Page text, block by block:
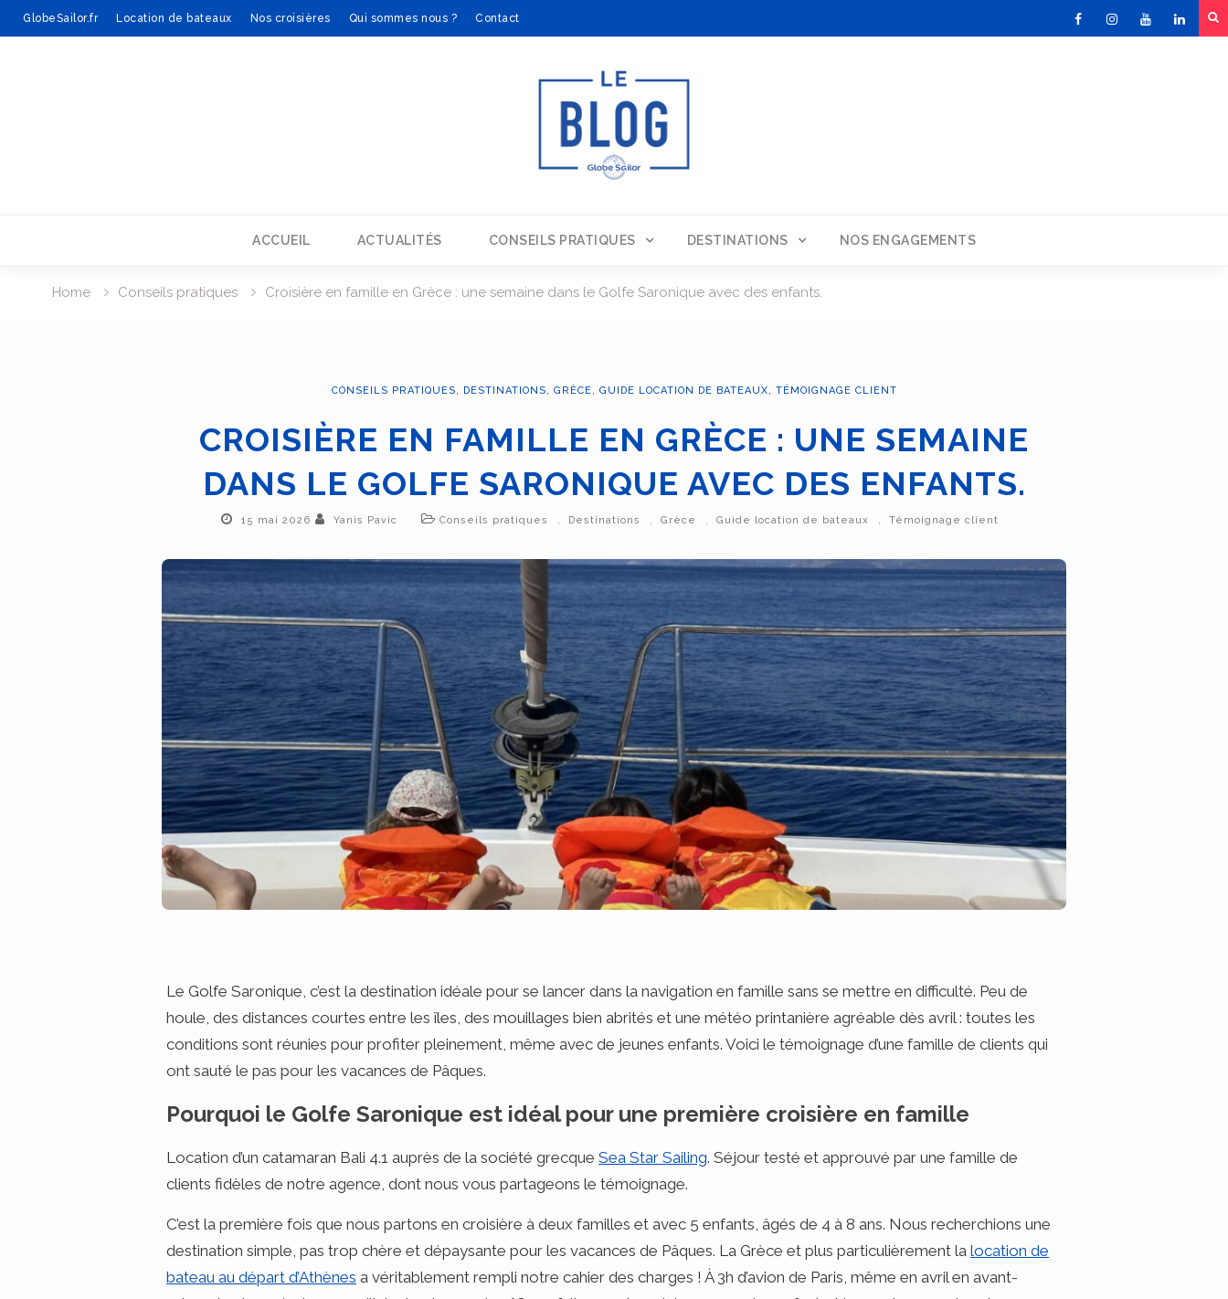
GlobeSailor.fr Location de bateaux Nos croisières Qui sommes nous ? Contact
ACCUEIL ACTUALITÉS CONSEILS PRATIQUES DESTINATIONS NOS ENGAGEMENTS
Home Conseils pratiques Croisière en famille en Grèce : une semaine dans le Golfe Saronique avec des enfants.
CONSEILS PRATIQUES, DESTINATIONS, GRÈCE, GUIDE LOCATION DE BATEAUX, TÉMOIGNAGE CLIENT
CROISIÈRE EN FAMILLE EN GRÈCE : UNE SEMAINE
DANS LE GOLFE SARONIQUE AVEC DES ENFANTS.
15 mai 2026 Yanis Pavic Conseils pratiques Destinations Grèce Guide location de bateaux Témoignage client
Le Golfe Saronique, c’est la destination idéale pour se lancer dans la navigation en famille sans se mettre en difficulté. Peu de
houle, des distances courtes entre les îles, des mouillages bien abrités et une météo printanière agréable dès avril : toutes les
conditions sont réunies pour profiter pleinement, même avec de jeunes enfants. Voici le témoignage d’une famille de clients qui
ont sauté le pas pour les vacances de Pâques.
Pourquoi le Golfe Saronique est idéal pour une première croisière en famille
Location d’un catamaran Bali 4.1 auprès de la société grecque Sea Star Sailing. Séjour testé et approuvé par une famille de
clients fidèles de notre agence, dont nous vous partageons le témoignage.
C’est la première fois que nous partons en croisière à deux familles et avec 5 enfants, âgés de 4 à 8 ans. Nous recherchions une
destination simple, pas trop chère et dépaysante pour les vacances de Pâques. La Grèce et plus particulièrement la location de
bateau au départ d’Athènes a véritablement rempli notre cahier des charges ! À 3h d’avion de Paris, même en avril en avant-